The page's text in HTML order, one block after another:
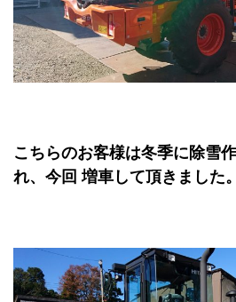
こちらのお客様は冬季に除雪
れ、今回 増車して頂きました。